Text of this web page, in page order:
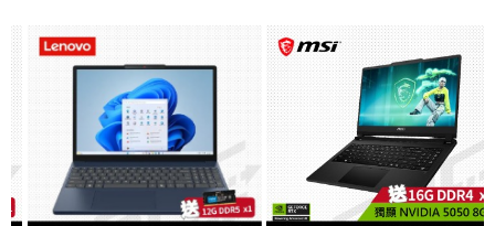
華碩品牌桌上型組裝機
記憶體
INTEL主機板
AMD主機板